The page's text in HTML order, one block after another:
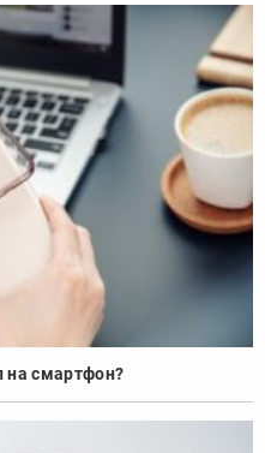
на смартфон?